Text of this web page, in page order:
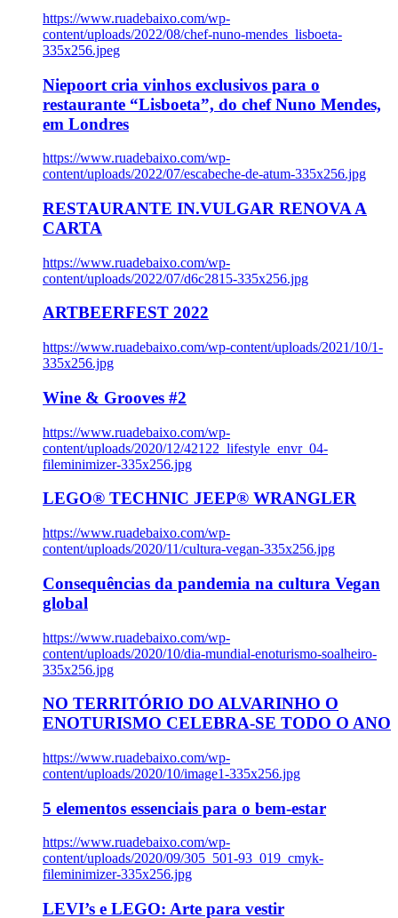
https://www.ruadebaixo.com/wp-
content/uploads/2022/08/chef-nuno-mendes_lisboeta-
335x256.jpeg
Niepoort cria vinhos exclusivos para o
restaurante “Lisboeta”, do chef Nuno Mendes,
em Londres
https://www.ruadebaixo.com/wp-
content/uploads/2022/07/escabeche-de-atum-335x256.jpg
RESTAURANTE IN.VULGAR RENOVA A
CARTA
https://www.ruadebaixo.com/wp-
content/uploads/2022/07/d6c2815-335x256.jpg
ARTBEERFEST 2022
https://www.ruadebaixo.com/wp-content/uploads/2021/10/1-
335x256.jpg
Wine & Grooves #2
https://www.ruadebaixo.com/wp-
content/uploads/2020/12/42122_lifestyle_envr_04-
fileminimizer-335x256.jpg
LEGO® TECHNIC JEEP® WRANGLER
https://www.ruadebaixo.com/wp-
content/uploads/2020/11/cultura-vegan-335x256.jpg
Consequências da pandemia na cultura Vegan
global
https://www.ruadebaixo.com/wp-
content/uploads/2020/10/dia-mundial-enoturismo-soalheiro-
335x256.jpg
NO TERRITÓRIO DO ALVARINHO O
ENOTURISMO CELEBRA-SE TODO O ANO
https://www.ruadebaixo.com/wp-
content/uploads/2020/10/image1-335x256.jpg
5 elementos essenciais para o bem-estar
https://www.ruadebaixo.com/wp-
content/uploads/2020/09/305_501-93_019_cmyk-
fileminimizer-335x256.jpg
LEVI’s e LEGO: Arte para vestir